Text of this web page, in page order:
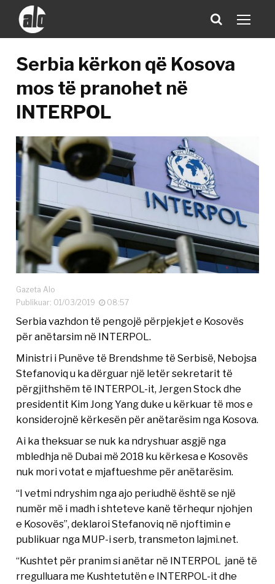
Serbia kërkon që Kosova
mos të pranohet në
INTERPOL
Gazeta Alo
Publikuar: 01/03/2019
08:57
Serbia vazhdon të pengojë përpjekjet e Kosovës
për anëtarsim në INTERPOL.
Ministri i Punëve të Brendshme të Serbisë, Nebojsa
Stefanoviq u ka dërguar një letër sekretarit të
përgjithshëm të INTERPOL-it, Jergen Stock dhe
presidentit Kim Jong Yang duke u kërkuar të mos e
konsiderojnë kërkesën për anëtarësim nga Kosova.
Ai ka theksuar se nuk ka ndryshuar asgjë nga
mbledhja në Dubai më 2018 ku kërkesa e Kosovës
nuk mori votat e mjaftueshme për anëtarësim.
“I vetmi ndryshim nga ajo periudhë është se një
numër më i madh i shteteve kanë tërhequr njohjen
e Kosovës”, deklaroi Stefanoviq në njoftimin e
publikuar nga MUP-i serb, transmeton lajmi.net.
“Kushtet për pranim si anëtar në INTERPOL janë të
rregulluara me Kushtetutën e INTERPOL-it dhe